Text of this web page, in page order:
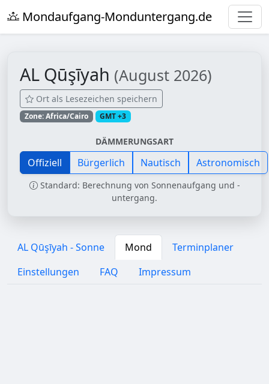
Mondaufgang-Monduntergang.de
AL Qūşīyah (August 2026)
Ort als Lesezeichen speichern
Zone: Africa/Cairo GMT +3
DÄMMERUNGSART
Offiziell Bürgerlich Nautisch Astronomisch
Standard: Berechnung von Sonnenaufgang und -
untergang.
AL Qūşīyah - Sonne Mond
Terminplaner
Einstellungen
FAQ Impressum